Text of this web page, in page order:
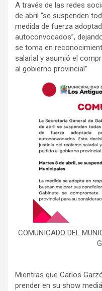
A través de las redes
de abril “se suspenden
medida de fuerza
autoconvocados”,
se toma en
salarial y asumió el
al gobierno provincial”.
COMUNICADO DEL
Mientras que Carlos
prender en su show